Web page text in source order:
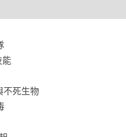
能、組織完美的生存團
話還有Plan B）……如果不
五裂時，你還是知道哪裡
資訊圖表和插圖——白痴惡
，只要擁有這本書這本
最後的人！
能
不死生物